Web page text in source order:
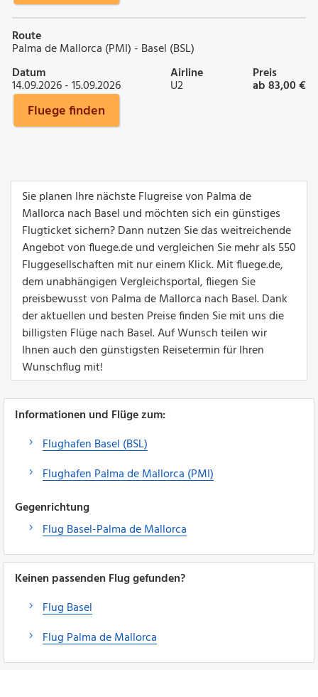
Route
Palma de Mallorca (PMI) - Basel (BSL)
Datum
14.09.2026 - 15.09.2026
Airline
U2
Preis
ab 83,00 €
Fluege finden
Sie planen Ihre nächste Flugreise von Palma de
Mallorca nach Basel und möchten sich ein günstiges
Flugticket sichern? Dann nutzen Sie das weitreichende
Angebot von fluege.de und vergleichen Sie mehr als 550
Fluggesellschaften mit nur einem Klick. Mit fluege.de,
dem unabhängigen Vergleichsportal, fliegen Sie
preisbewusst von Palma de Mallorca nach Basel. Dank
der aktuellen und besten Preise finden Sie mit uns die
billigsten Flüge nach Basel. Auf Wunsch teilen wir
Ihnen auch den günstigsten Reisetermin für Ihren
Wunschflug mit!
Informationen und Flüge zum:
Flughafen Basel (BSL)
Flughafen Palma de Mallorca (PMI)
Gegenrichtung
Flug Basel-Palma de Mallorca
Keinen passenden Flug gefunden?
Flug Basel
Flug Palma de Mallorca